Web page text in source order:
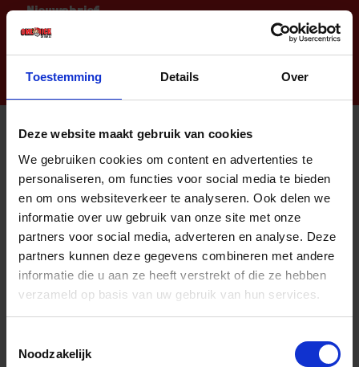
Toestemming Details Over
Deze website maakt gebruik van cookies
We gebruiken cookies om content en advertenties te
personaliseren, om functies voor social media te bieden
en om ons websiteverkeer te analyseren. Ook delen we
informatie over uw gebruik van onze site met onze
partners voor social media, adverteren en analyse. Deze
partners kunnen deze gegevens combineren met andere
informatie die u aan ze heeft verstrekt of die ze hebben
verzameld op basis van uw gebruik van hun services.
Noodzakelijk
Nieuwsbrief
Informatie
Sitemap
Algemene voorwaarden Ome Dick
Over Ome Dick
Klachtenregeling Ome Dick
Retouren & Garantie Ome Dick
Contact